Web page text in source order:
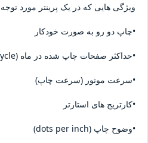
ویژگی هایی که در یک پرینتر مورد
•چاپ دو رو به صورت خودکار
•حداکثر صفحات چاپ شده در ماه (Monthly duty cycle)
•سرعت موتور (سرعت چاپ)
•کارتریج های استارتر
•وضوح چاپ (dots per inch)